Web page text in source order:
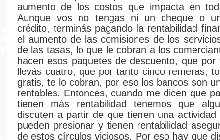
aumento de los costos que impacta en
Aunque vos no tengas ni un cheque o
crédito, terminás pagando la rentabilidad
el aumento de las comisiones de los
de las tasas, lo que le cobran a los
hacen esos paquetes de descuento, que
llevás cuatro, que por tanto cinco remeras,
gratis, te lo cobran, por eso los bancos son
rentables. Entonces, cuando me dicen que
tienen más rentabilidad tenemos que
discuten a partir de que tienen una actividad
pueden presionar y tienen rentabilidad
de estos círculos viciosos. Por eso hay que